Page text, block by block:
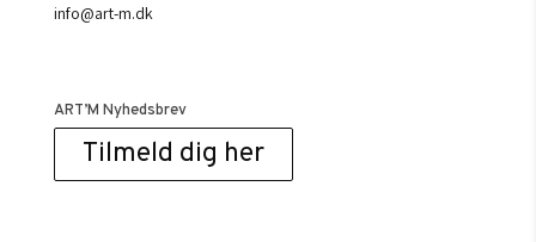
info@art-m.dk
ART’M Nyhedsbrev
Tilmeld dig her